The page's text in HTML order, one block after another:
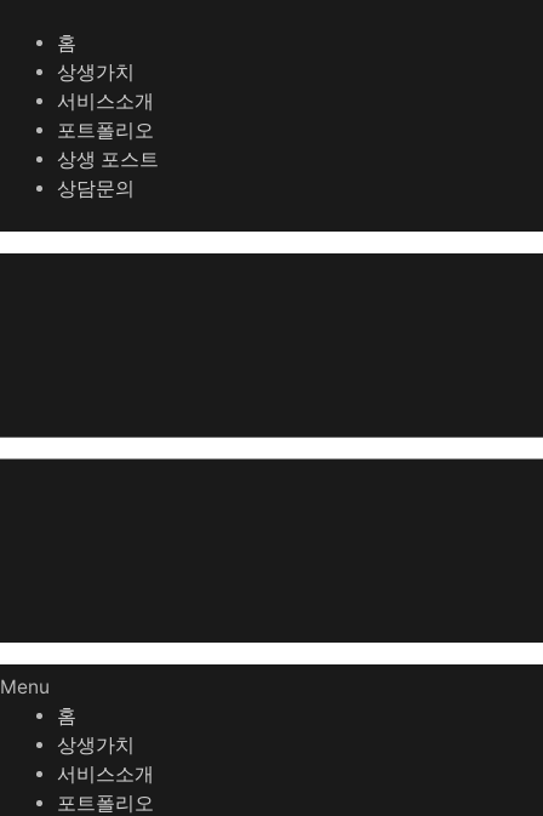
홈
상생가치
서비스소개
포트폴리오
상생 포스트
상담문의
Menu
홈
상생가치
서비스소개
포트폴리오